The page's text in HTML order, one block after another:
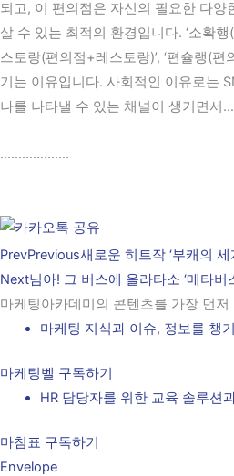
되고, 이 편의점은 자신의 필요한 다양
살 수 있는 최적의 환경입니다. ‘소확행
스토랑(편의점+레스토랑)’, ‘편슐랭(편
기는 이유입니다. 사회적인 이유로는
나를 나타낼 수 있는 채널이 생기면
……………….
PrevPrevious새로운 히트작 ‘부캐의 세
Next님아! 그 버스에 올라타소 ‘메타버
마케팅아카데미의 콘텐츠를 가장 먼저
마케팅 지식과 이슈, 정보를 챙
마케팅벨 구독하기
HR 담당자를 위한 교육 솔루션
마침표 구독하기
Envelope